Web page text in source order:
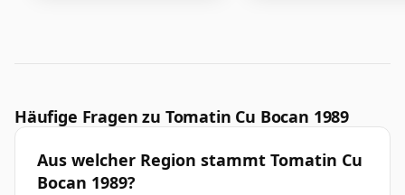
Häufige Fragen zu Tomatin Cu Bocan 1989
Aus welcher Region stammt Tomatin Cu
Bocan 1989?